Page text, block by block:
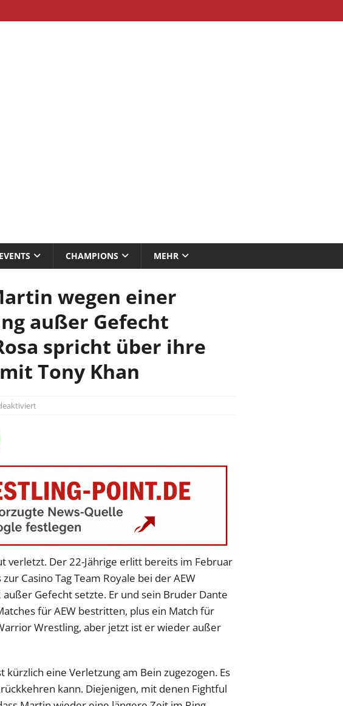
EVENTS CHAMPIONS MEHR
wegen einer
außer Gefecht
spricht über ihre
Tony Khan
verletzt. Der 22-Jährige erlitt bereits im Februar
Casino Tag Team Royale bei der AEW
Gefecht setzte. Er und sein Bruder Dante
für AEW bestritten, plus ein Match für
Wrestling, aber jetzt ist er wieder außer
kürzlich eine Verletzung am Bein zugezogen. Es
kann. Diejenigen, mit denen Fightful